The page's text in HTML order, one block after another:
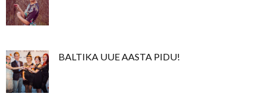
BALTIKA UUE AASTA PIDU!